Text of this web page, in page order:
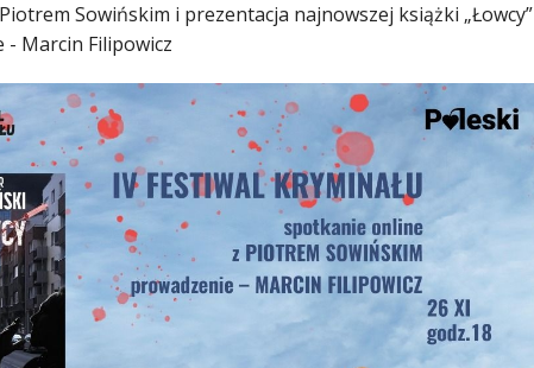
Sowińskim i prezentacja najnowszej książki „Łowcy”
- Marcin Filipowicz